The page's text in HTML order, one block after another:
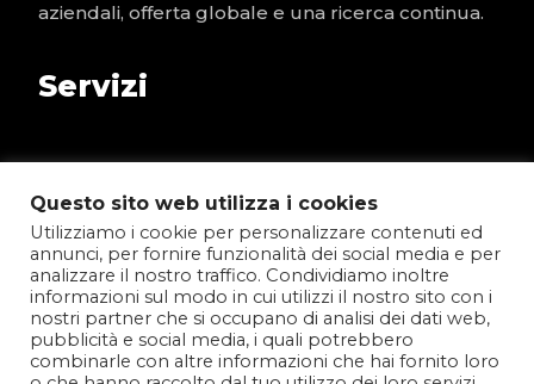
aziendali, offerta globale e una ricerca continua.
Servizi
Business Application
Servizi gestiti
Consulenza ICT e Manageriale
Agrifood
Questo sito web utilizza i cookies
Utilizziamo i cookie per personalizzare contenuti ed
annunci, per fornire funzionalità dei social media e per
analizzare il nostro traffico. Condividiamo inoltre
informazioni sul modo in cui utilizzi il nostro sito con i
nostri partner che si occupano di analisi dei dati web,
pubblicità e social media, i quali potrebbero
combinarle con altre informazioni che hai fornito loro